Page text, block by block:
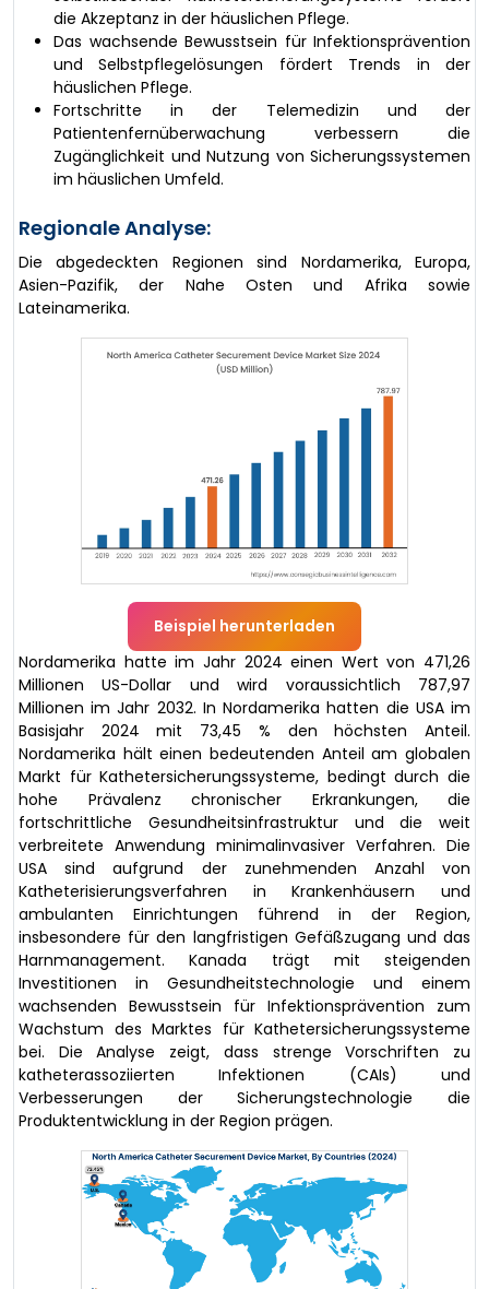
die Akzeptanz in der häuslichen Pflege.
Das wachsende Bewusstsein für Infektionsprävention
und Selbstpflegelösungen fördert Trends in der
häuslichen Pflege.
Fortschritte in der Telemedizin und der
Patientenfernüberwachung verbessern die
Zugänglichkeit und Nutzung von Sicherungssystemen
im häuslichen Umfeld.
Regionale Analyse:
Die abgedeckten Regionen sind Nordamerika, Europa,
Asien-Pazifik, der Nahe Osten und Afrika sowie
Lateinamerika.
Beispiel herunterladen
Nordamerika hatte im Jahr 2024 einen Wert von 471,26
Millionen US-Dollar und wird voraussichtlich 787,97
Millionen im Jahr 2032. In Nordamerika hatten die USA im
Basisjahr 2024 mit 73,45 % den höchsten Anteil.
Nordamerika hält einen bedeutenden Anteil am globalen
Markt für Kathetersicherungssysteme, bedingt durch die
hohe Prävalenz chronischer Erkrankungen, die
fortschrittliche Gesundheitsinfrastruktur und die weit
verbreitete Anwendung minimalinvasiver Verfahren. Die
USA sind aufgrund der zunehmenden Anzahl von
Katheterisierungsverfahren in Krankenhäusern und
ambulanten Einrichtungen führend in der Region,
insbesondere für den langfristigen Gefäßzugang und das
Harnmanagement. Kanada trägt mit steigenden
Investitionen in Gesundheitstechnologie und einem
wachsenden Bewusstsein für Infektionsprävention zum
Wachstum des Marktes für Kathetersicherungssysteme
bei. Die Analyse zeigt, dass strenge Vorschriften zu
katheterassoziierten Infektionen (CAIs) und
Verbesserungen der Sicherungstechnologie die
Produktentwicklung in der Region prägen.